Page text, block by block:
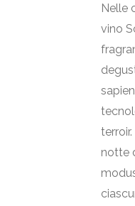
Nelle
vino
notte